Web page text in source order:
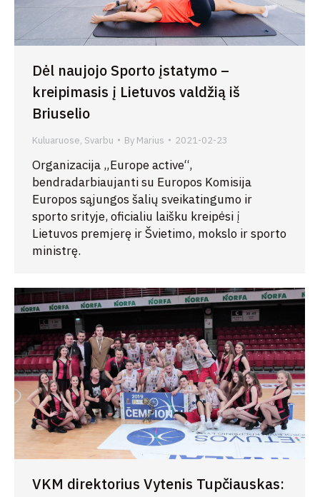
Dėl naujojo Sporto įstatymo –
kreipimasis į Lietuvos valdžią iš
Briuselio
Kuluaruose, Svarbu By Marius 2021-02-23
Organizacija „Europe active“,
bendradarbiaujanti su Europos Komisija
Europos sąjungos šalių sveikatingumo ir
sporto srityje, oficialiu laišku kreipėsi į
Lietuvos premjerę ir Švietimo, mokslo ir sporto
ministrę.
VKM direktorius Vytenis Tupčiauskas: